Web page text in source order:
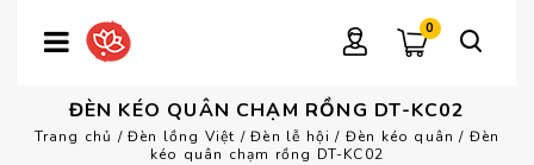
0
ĐÈN KÉO QUÂN CHẠM RỒNG DT-KC02
Trang chủ / Đèn lồng Việt /Đèn lễ hội / Đèn kéo quân / Đèn
kéo quân chạm rồng DT-KC02